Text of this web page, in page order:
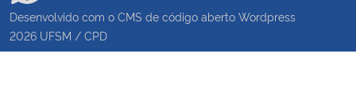
Desenvolvido com o CMS de código aberto Wordpress
2026 UFSM / CPD